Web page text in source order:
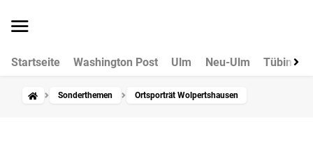
Startseite Washington Post Ulm Neu-Ulm Tübingen
Sonderthemen Ortsporträt Wolpertshausen